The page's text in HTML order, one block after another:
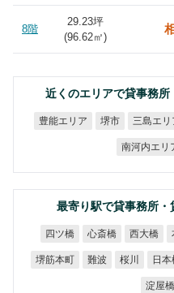
8階
29.23坪
(96.62㎡)
近くのエリアで貸事務
豊能エリア 堺市 三島エリ
南河内エリ
最寄り駅で貸事務所
四ツ橋 心斎橋 西大橋
堺筋本町 難波 桜川 日本
淀屋橋